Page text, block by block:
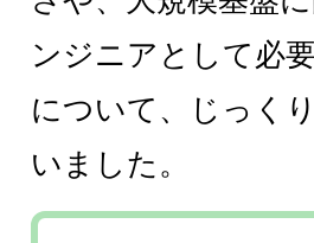
ンジニアとして必
について、じっく
いました。